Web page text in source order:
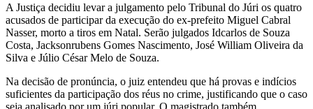
A Justiça decidiu levar a julgamento pelo Tribunal do Júri os quatro
acusados de participar da execução do ex-prefeito Miguel Cabral
Nasser, morto a tiros em Natal. Serão julgados Idcarlos de Souza
Costa, Jacksonrubens Gomes Nascimento, José William Oliveira da
Silva e Júlio César Melo de Souza.
Na decisão de pronúncia, o juiz entendeu que há provas e indícios
suficientes da participação dos réus no crime, justificando que o caso
seja analisado por um júri popular. O magistrado também